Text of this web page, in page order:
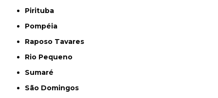
Pirituba
Pompéia
Raposo Tavares
Rio Pequeno
Sumaré
São Domingos